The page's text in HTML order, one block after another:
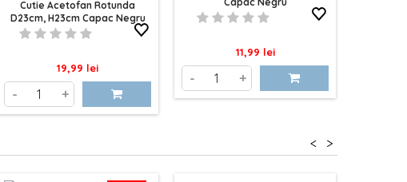
Cutie Acetofan Rotunda
D23cm, H23cm Capac Negru
Pret
19,99 lei
- +
Pret
11,99 lei
- +
>
<